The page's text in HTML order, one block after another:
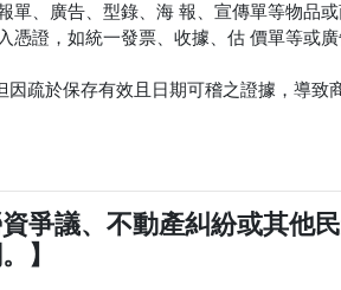
、廣告、型錄、海 報、宣傳單等物品
證，如統一發票、收據、估 價單等或
疏於保存有效且日期可稽之證據，導致
爭議、不動產糾紛或其他
】